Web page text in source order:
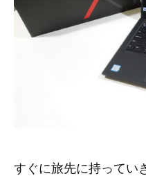
すぐに旅先に持ってい